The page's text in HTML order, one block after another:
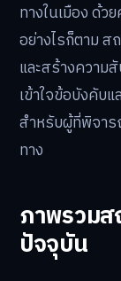
ทางในเมือง ด้ว
อย่างไรก็ตาม ส
และสร้างความ
เข้าใจข้อบังคับ
สำหรับผู้ที่พิจาร
ทาง
ภาพรวม
ปัจจุบัน